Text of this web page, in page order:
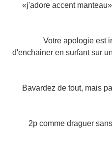
«j'adore accent
12 Votre apologie
d'enchainer en surfant sur
10 Bavardez de tout,
(2p comme draguer